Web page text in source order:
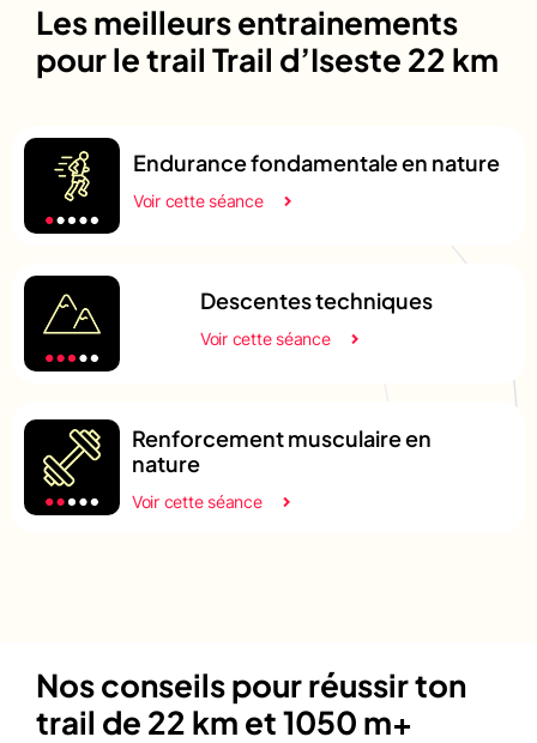
Les meilleurs entrainements
pour le trail Trail d’Iseste 22 km
Endurance fondamentale en nature
Voir cette séance
Descentes techniques
Voir cette séance
Renforcement musculaire en
nature
Voir cette séance
Nos conseils pour réussir ton
trail de 22 km et 1050 m+